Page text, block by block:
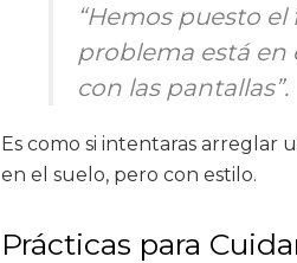
“Hemos puesto
problema está en
con las pantallas”.
Es como si intentaras arreglar
en el suelo, pero con estilo.
Prácticas para